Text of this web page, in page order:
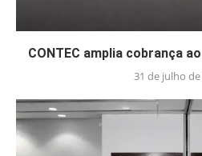
CONTEC amplia cobrança
31 de julho de